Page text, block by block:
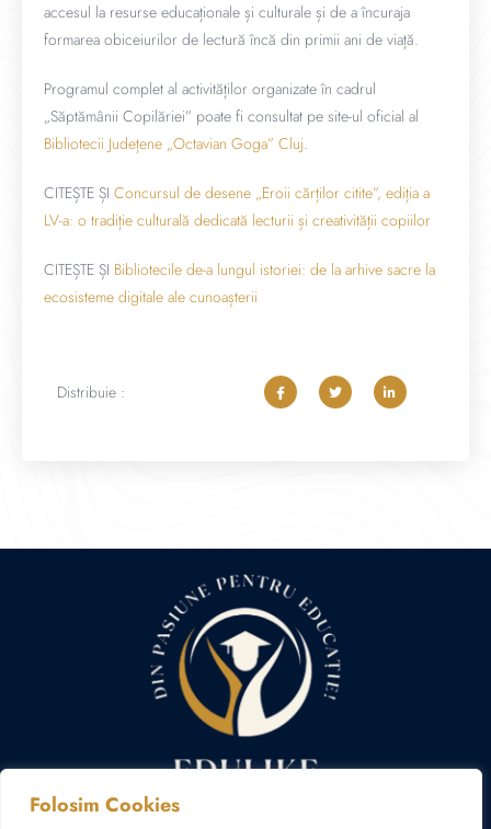
Folosim Cookies
accesul la resurse educaționale și culturale și de a încuraja
formarea obiceiurilor de lectură încă din primii ani de viață.
Programul complet al activităților organizate în cadrul
„Săptămânii Copilăriei” poate fi consultat pe site-ul oficial al
Bibliotecii Județene „Octavian Goga” Cluj.
CITEȘTE ȘI Concursul de desene „Eroii cărților citite”, ediția a
LV-a: o tradiție culturală dedicată lecturii și creativității copiilor
CITEȘTE ȘI Bibliotecile de-a lungul istoriei: de la arhive sacre la
ecosisteme digitale ale cunoașterii
Distribuie :